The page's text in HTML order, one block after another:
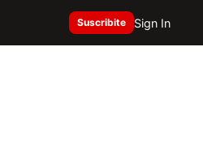
Suscribite Sign In